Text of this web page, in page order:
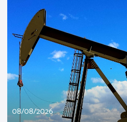
08/08/2026